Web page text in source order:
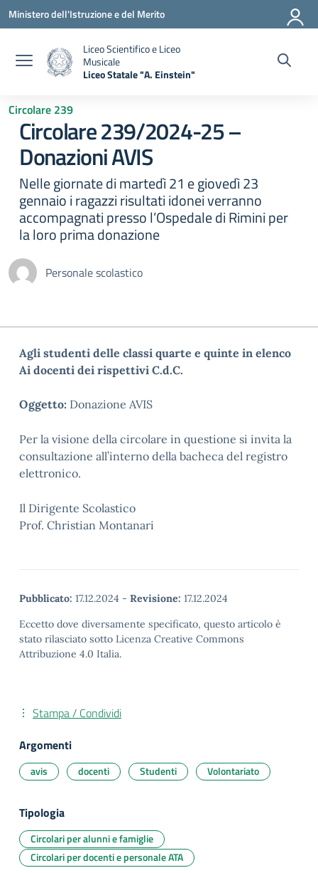
Vai ai contenuti
Vai al menu di navigazione
Vai al footer
Ministero dell'Istruzione e del Merito
Liceo Scientifico e Liceo
Musicale
Liceo Statale "A. Einstein"
Circolare 239
Circolare 239/2024-25 –
Donazioni AVIS
Nelle giornate di martedì 21 e giovedì 23
gennaio i ragazzi risultati idonei verranno
accompagnati presso l’Ospedale di Rimini per
la loro prima donazione
Personale scolastico
Agli studenti delle classi quarte e quinte in elenco
Ai docenti dei rispettivi C.d.C.
Oggetto: Donazione AVIS
Per la visione della circolare in questione si invita la
consultazione all’interno della bacheca del registro
elettronico.
Il Dirigente Scolastico
Prof. Christian Montanari
Pubblicato: 17.12.2024 - Revisione: 17.12.2024
Eccetto dove diversamente specificato, questo articolo è
stato rilasciato sotto Licenza Creative Commons
Attribuzione 4.0 Italia.
Stampa / Condividi
Argomenti
avis docenti Studenti Volontariato
Tipologia
Circolari per alunni e famiglie
Circolari per docenti e personale ATA